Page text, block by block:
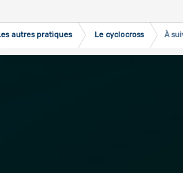
autres pratiques Le cyclocross À